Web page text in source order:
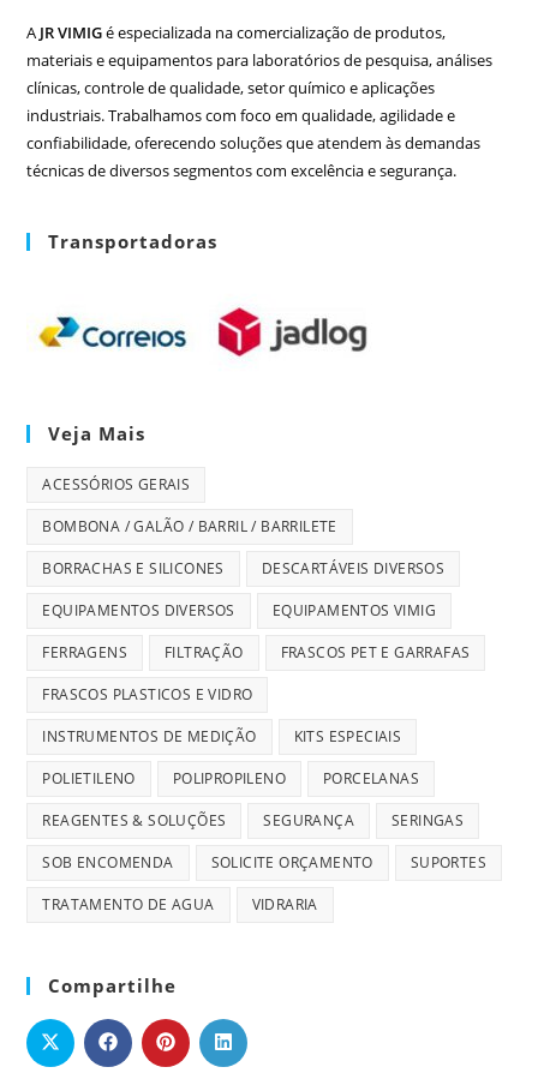
A JR VIMIGé especializada na comercialização de produtos,
materiais e equipamentos para laboratórios de pesquisa, análises
clínicas, controle de qualidade, setor químico e aplicações
industriais. Trabalhamos com foco em qualidade, agilidade e
confiabilidade, oferecendo soluções que atendem às demandas
técnicas de diversos segmentos com excelência e segurança.
Transportadoras
Veja Mais
ACESSÓRIOS GERAIS
BOMBONA / GALÃO / BARRIL / BARRILETE
BORRACHAS E SILICONES DESCARTÁVEIS DIVERSOS
EQUIPAMENTOS DIVERSOS EQUIPAMENTOS VIMIG
FERRAGENS FILTRAÇÃO FRASCOS PET E GARRAFAS
FRASCOS PLASTICOS E VIDRO
INSTRUMENTOS DE MEDIÇÃO KITS ESPECIAIS
POLIETILENO POLIPROPILENO PORCELANAS
REAGENTES & SOLUÇÕES SEGURANÇA SERINGAS
SOB ENCOMENDA SOLICITE ORÇAMENTO SUPORTES
TRATAMENTO DE AGUA VIDRARIA
Compartilhe